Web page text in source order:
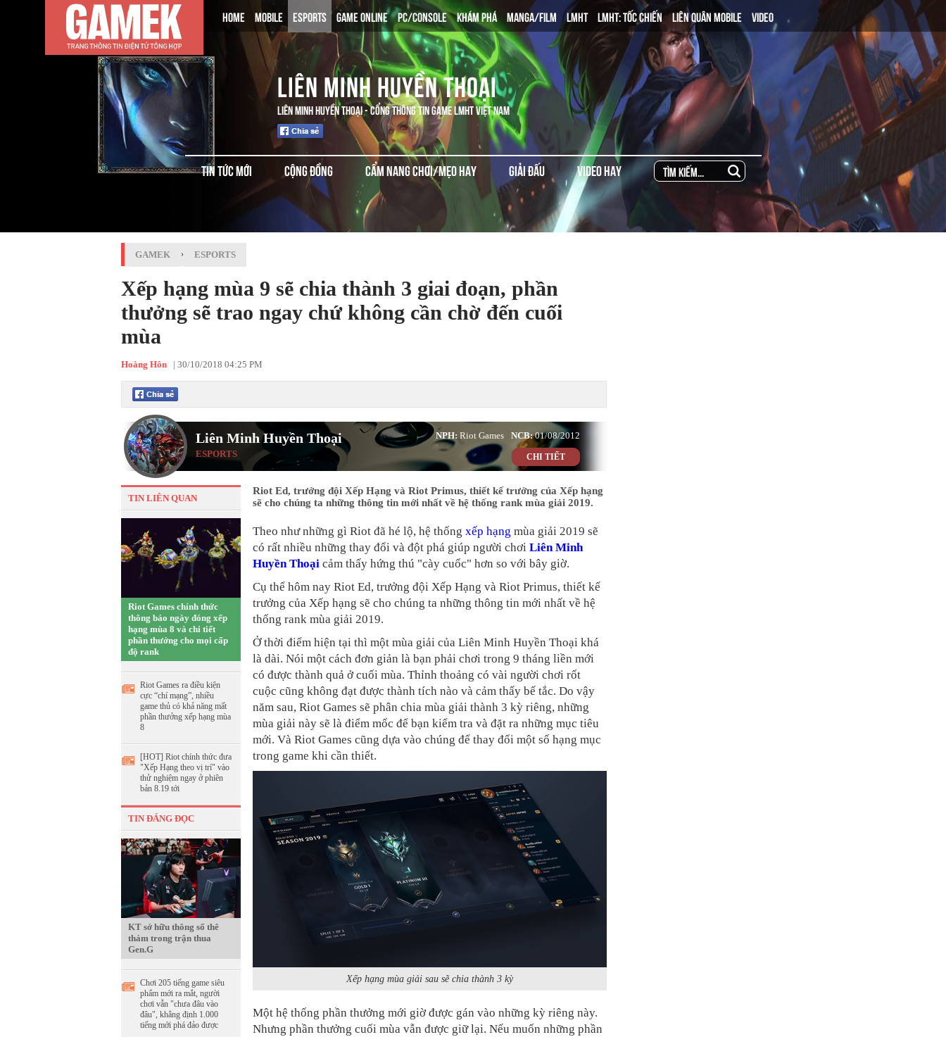
HOME MOBILE ESPORTS GAME ONLINE PC/CONSOLE KHÁM PHÁ MANGA/FILM LMHT LMHT: TỐC CHIẾN LIÊN QUÂN MOBILE VIDEO
LIÊN MINH HUYỀN THOẠI
LIÊN MINH HUYỀN THOẠI - CỔNG THÔNG TIN GAME LMHT VIỆT NAM
TIN TỨC MỚI CỘNG ĐỒNG CẨM NANG CHƠI/MẸO HAY GIẢI ĐẤU VIDEO HAY
GAMEK › ESPORTS
Xếp hạng mùa 9 sẽ chia thành 3 giai đoạn, phần
thưởng sẽ trao ngay chứ không cần chờ đến cuối
mùa
Hoàng Hôn | 30/10/2018 04:25 PM
Liên Minh Huyền Thoại
ESPORTS
01/08/2012
NCB:
Riot Games
NPH:
CHI TIẾT
TIN LIÊN QUAN
Riot Games chính thức
thông báo ngày đóng xếp
hạng mùa 8 và chi tiết
phần thưởng cho mọi cấp
độ rank
Riot Games ra điều kiện
cực “chí mạng”, nhiều
game thủ có khả năng mất
phần thưởng xếp hạng mùa
8
[HOT] Riot chính thức đưa
"Xếp Hạng theo vị trí" vào
thử nghiệm ngay ở phiên
bản 8.19 tới
TIN ĐÁNG ĐỌC
KT sở hữu thông số thê
thảm trong trận thua
Gen.G
Chơi 205 tiếng game siêu
phẩm mới ra mắt, người
chơi vẫn "chưa đâu vào
đâu", khẳng định 1.000
tiếng mới phá đảo được
Riot Ed, trưởng đội Xếp Hạng và Riot Primus, thiết kế trưởng của Xếp hạng
sẽ cho chúng ta những thông tin mới nhất về hệ thống rank mùa giải 2019.
Theo như những gì Riot đã hé lộ, hệ thống xếp hạng mùa giải 2019 sẽ
có rất nhiều những thay đổi và đột phá giúp người chơi Liên Minh
Huyền Thoại cảm thấy hứng thú "cày cuốc" hơn so với bây giờ.
Cụ thể hôm nay Riot Ed, trưởng đội Xếp Hạng và Riot Primus, thiết kế
trưởng của Xếp hạng sẽ cho chúng ta những thông tin mới nhất về hệ
thống rank mùa giải 2019.
Ở thời điểm hiện tại thì một mùa giải của Liên Minh Huyền Thoại khá
là dài. Nói một cách đơn giản là bạn phải chơi trong 9 tháng liền mới
có được thành quả ở cuối mùa. Thỉnh thoảng có vài người chơi rốt
cuộc cũng không đạt được thành tích nào và cảm thấy bế tắc. Do vậy
năm sau, Riot Games sẽ phân chia mùa giải thành 3 kỳ riêng, những
mùa giải này sẽ là điểm mốc để bạn kiểm tra và đặt ra những mục tiêu
mới. Và Riot Games cũng dựa vào chúng để thay đổi một số hạng mục
trong game khi cần thiết.
Xếp hạng mùa giải sau sẽ chia thành 3 kỳ
Một hệ thống phần thưởng mới giờ được gán vào những kỳ riêng này.
Nhưng phần thưởng cuối mùa vẫn được giữ lại. Nếu muốn những phần